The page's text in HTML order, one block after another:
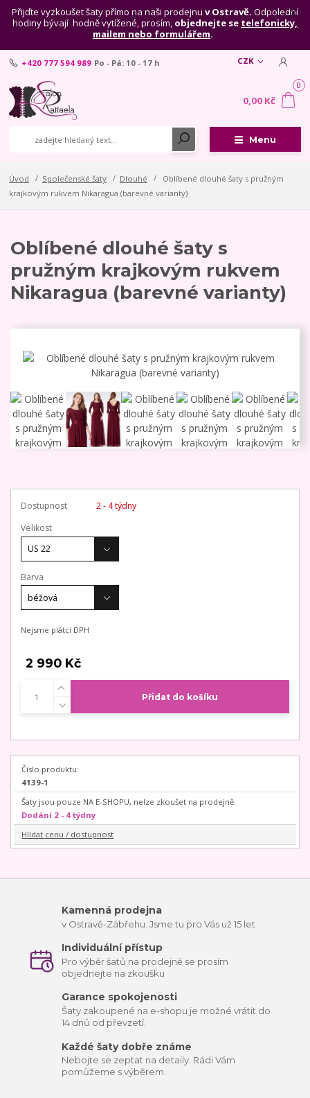
Přijďte vyzkoušet šaty přímo na naši prodejnu v Ostravě. Odpolední
hodiny bývají hodně vytížené, prosím, objednejte se telefonicky,
mailem nebo formulářem.
Menu
CZK
+420 777 594 989 Po - Pá: 10 - 17 h
0
0,00 Kč
Úvod Společenské šaty Dlouhé
Oblíbené dlouhé šaty s pružným
krajkovým rukvem Nikaragua (barevné varianty)
Oblíbené dlouhé šaty s
pružným krajkovým rukvem
Nikaragua (barevné varianty)
Dostupnost
2 - 4 týdny
Velikost
Barva
Nejsme plátci DPH
2 990 Kč
Přidat do košíku
Číslo produktu:
4139-1
Šaty jsou pouze NA E-SHOPU, nelze zkoušet na prodejně:
Dodání 2 - 4 týdny
Hlídat cenu / dostupnost
Kamenná prodejna
v Ostravě-Zábřehu. Jsme tu pro Vás už 15 let
Individuální přístup
Pro výběr šatů na prodejně se prosím
objednejte na zkoušku
Garance spokojenosti
Šaty zakoupené na e-shopu je možné vrátit do
14 dnů od převzetí.
Každé šaty dobře známe
Nebojte se zeptat na detaily. Rádi Vám
pomůžeme s výběrem.